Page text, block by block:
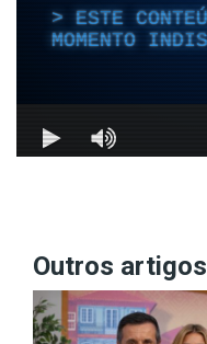
Outros artigos